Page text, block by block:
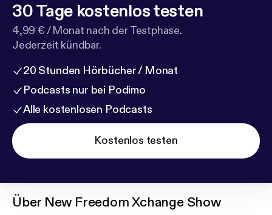
30 Tage kostenlos testen
4,99 € / Monat nach der Testphase.
Jederzeit kündbar.
20 Stunden Hörbücher / Monat
Podcasts nur bei Podimo
Alle kostenlosen Podcasts
Kostenlos testen
Über New Freedom Xchange Show